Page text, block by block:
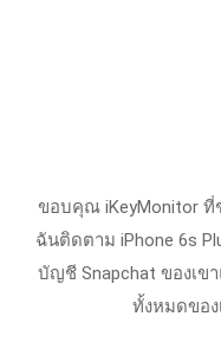
ขอบคุณ iKeyMonitor ที่
ฉันติดตาม iPhone 6s
บัญชี Snapchat ของเข
ทั้งหมดของ